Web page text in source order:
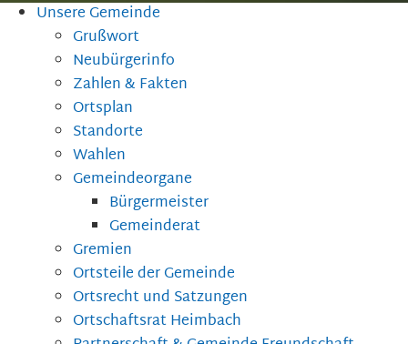
Unsere Gemeinde
Grußwort
Neubürgerinfo
Zahlen & Fakten
Ortsplan
Standorte
Wahlen
Gemeindeorgane
Bürgermeister
Gemeinderat
Gremien
Ortsteile der Gemeinde
Ortsrecht und Satzungen
Ortschaftsrat Heimbach